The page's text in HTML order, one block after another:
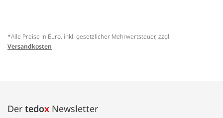
*Alle Preise in Euro, inkl. gesetzlicher Mehrwertsteuer, zzgl.
Versandkosten
Der tedox Newsletter